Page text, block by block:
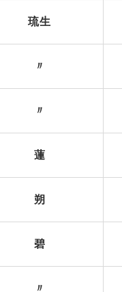
琉生
〃
〃
蓮
朔
碧
〃